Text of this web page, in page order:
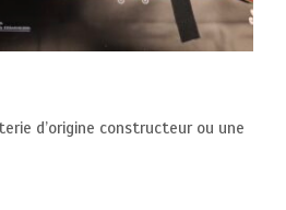
d’origine constructeur ou une